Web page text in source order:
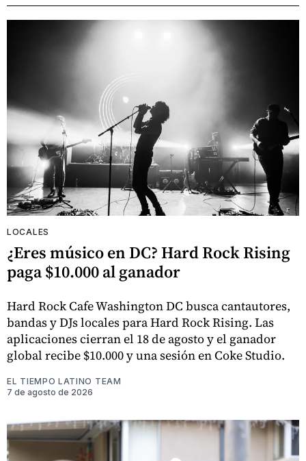
LOCALES
¿Eres músico en DC? Hard Rock Rising
paga $10.000 al ganador
Hard Rock Cafe Washington DC busca cantautores,
bandas y DJs locales para Hard Rock Rising. Las
aplicaciones cierran el 18 de agosto y el ganador
global recibe $10.000 y una sesión en Coke Studio.
EL TIEMPO LATINO TEAM
7 de agosto de 2026